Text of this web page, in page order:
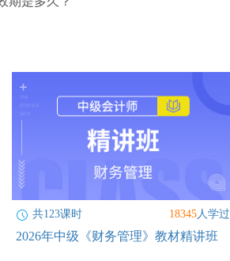
共123课时 18345人学过
2026年中级《财务管理》教材精讲班